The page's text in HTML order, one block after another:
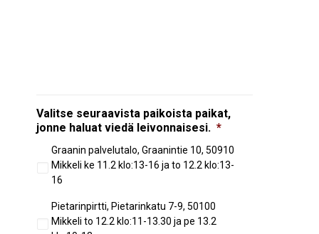
Valitse seuraavista paikoista paikat,
jonne haluat viedä leivonnaisesi. *
Graanin palvelutalo, Graanintie 10, 50910
Mikkeli ke 11.2 klo:13-16 ja to 12.2 klo:13-
16
Pietarinpirtti, Pietarinkatu 7-9, 50100
Mikkeli to 12.2 klo:11-13.30 ja pe 13.2